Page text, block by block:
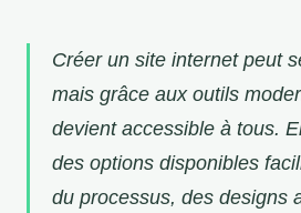
Créer un site internet peut
mais grâce aux outils
devient accessible à tous.
des options disponibles
du processus, des designs